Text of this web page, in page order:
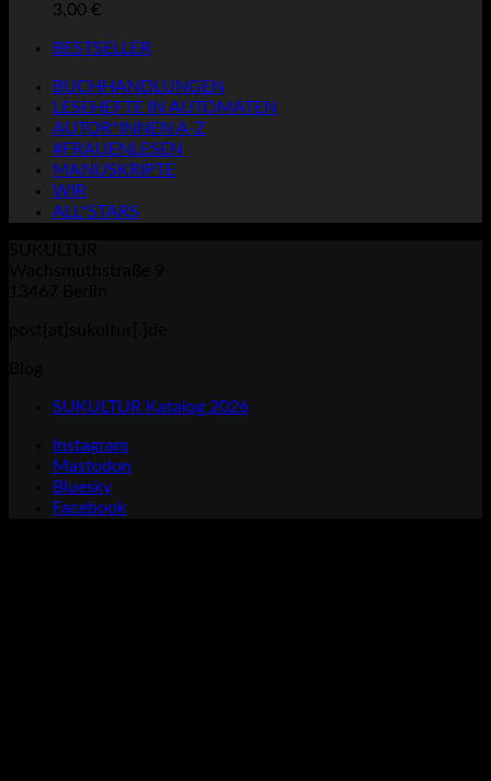
3,00 €
BESTSELLER
BUCHHANDLUNGEN
LESEHEFTE IN AUTOMATEN
AUTOR*INNEN A-Z
#FRAUENLESEN
MANUSKRIPTE
WIR
ALL*STARS
SUKULTUR Katalog 2026
Instagram
Mastodon
Bluesky
Facebook